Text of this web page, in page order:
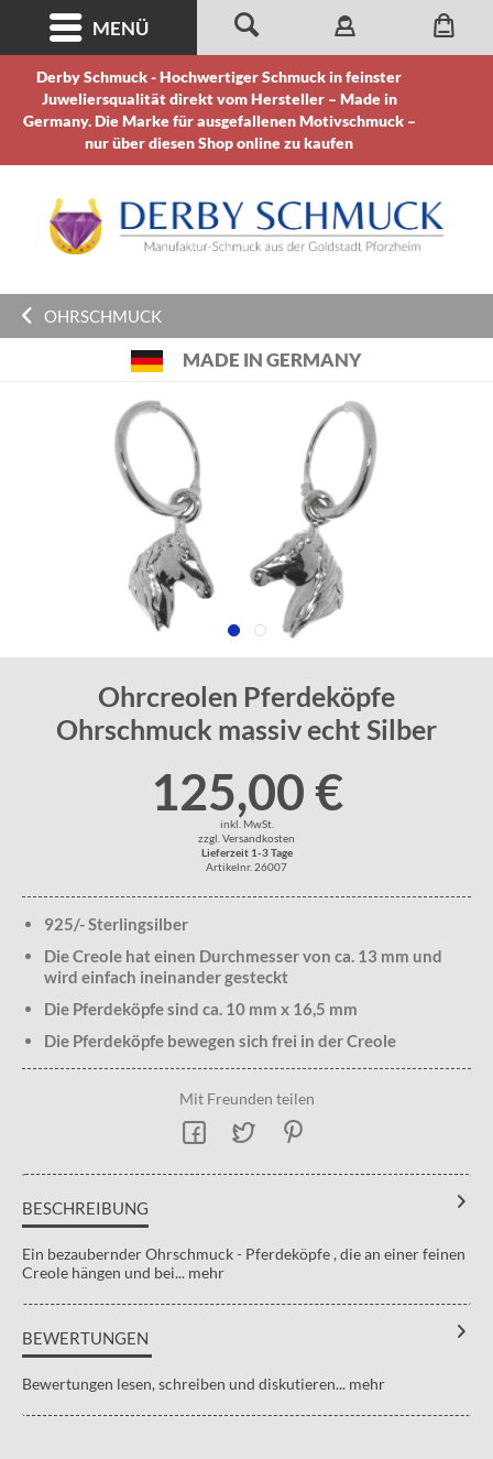
Derby Schmuck - Hochwertiger Schmuck in feinster
Juweliersqualität direkt vom Hersteller – Made in
Germany. Die Marke für ausgefallenen Motivschmuck –
nur über diesen Shop online zu kaufen
MENÜ
OHRSCHMUCK
MADE IN GERMANY
Ohrcreolen Pferdeköpfe
Ohrschmuck massiv echt Silber
125,00 €
inkl. MwSt.
zzgl. Versandkosten
Lieferzeit 1-3 Tage
Artikelnr. 26007
925/- Sterlingsilber
Die Creole hat einen Durchmesser von ca. 13 mm und
wird einfach ineinander gesteckt
Die Pferdeköpfe sind ca. 10 mm x 16,5 mm
Die Pferdeköpfe bewegen sich frei in der Creole
Mit Freunden teilen
BESCHREIBUNG
Ein bezaubernder Ohrschmuck - Pferdeköpfe , die an einer feinen
Creole hängen und bei... mehr
BEWERTUNGEN
Bewertungen lesen, schreiben und diskutieren... mehr